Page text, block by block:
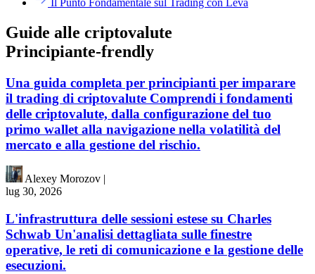
Guide alle criptovalute
Principiante-frendly
Una guida completa per principianti per imparare
il trading di criptovalute Comprendi i fondamenti
delle criptovalute, dalla configurazione del tuo
primo wallet alla navigazione nella volatilità del
mercato e alla gestione del rischio.
Alexey Morozov |
lug 30, 2026
L'infrastruttura delle sessioni estese su Charles
Schwab Un'analisi dettagliata sulle finestre
operative, le reti di comunicazione e la gestione delle
esecuzioni.